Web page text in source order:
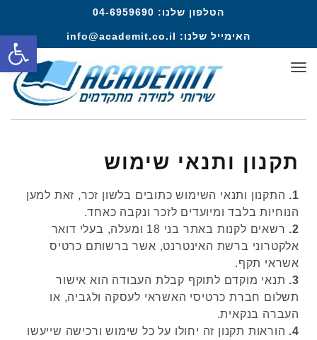
הטלפון שלנו: 04-6959690
האימייל שלנו: info@academit.co.il
תפריט
תקנון ותנאי שימוש
1.
התקנון ותנאי השימוש כתובים בלשון זכר, זאת למען
הנוחיות בלבד ומיועדים לזכר ונקבה כאחד.
2.
רשאים לקנות באתר בני 18 ומעלה, בעלי דואר
אלקטרוני ברשת האינטרנט, אשר ברשותם כרטיס
אשראי תקף.
3.
תנאי מוקדם לתוקף קבלת העבודה הוא אישור
תשלום חברת כרטיסי האשראי לעסקה ולגביה, או
העברה בנקאית.
4.
הוראות תקנון זה יחולו על כל שימוש ורכישה שייעשו
פתח